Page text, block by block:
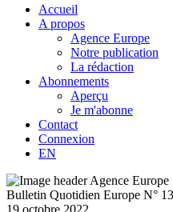
Accueil
A propos
Agence Europe
Notre publication
La rédaction
Abonnements
Aperçu
Je m'abonne
Contact
Connexion
EN
Bulletin Quotidien Europe N°